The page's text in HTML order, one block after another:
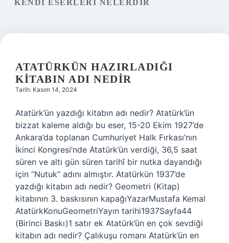
Hakkımızda
KENDI ESERLERI NELERDIR
ATATÜRKÜN HAZIRLADIĞI
KITABIN ADI NEDIR
Tarih: Kasım 14, 2024
Atatürk’ün yazdığı kitabın adı nedir? Atatürk’ün
bizzat kaleme aldığı bu eser, 15-20 Ekim 1927’de
Ankara’da toplanan Cumhuriyet Halk Fırkası’nın
İkinci Kongresi’nde Atatürk’ün verdiği, 36,5 saat
süren ve altı gün süren tarihî bir nutka dayandığı
için “Nutuk” adını almıştır. Atatürkün 1937’de
yazdığı kitabın adı nedir? Geometri (Kitap)
kitabının 3. baskısının kapağıYazarMustafa Kemal
AtatürkKonuGeometriYayın tarihi1937Sayfa44
(Birinci Baskı)1 satır ek Atatürk’ün en çok sevdiği
kitabın adı nedir? Çalıkuşu romanı Atatürk’ün en